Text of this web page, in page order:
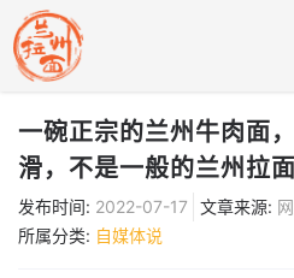
一碗正宗的兰州牛肉面
滑，不是一般的兰州拉面
发布时间: 2022-07-17 文章来源:
所属分类: 自媒体说